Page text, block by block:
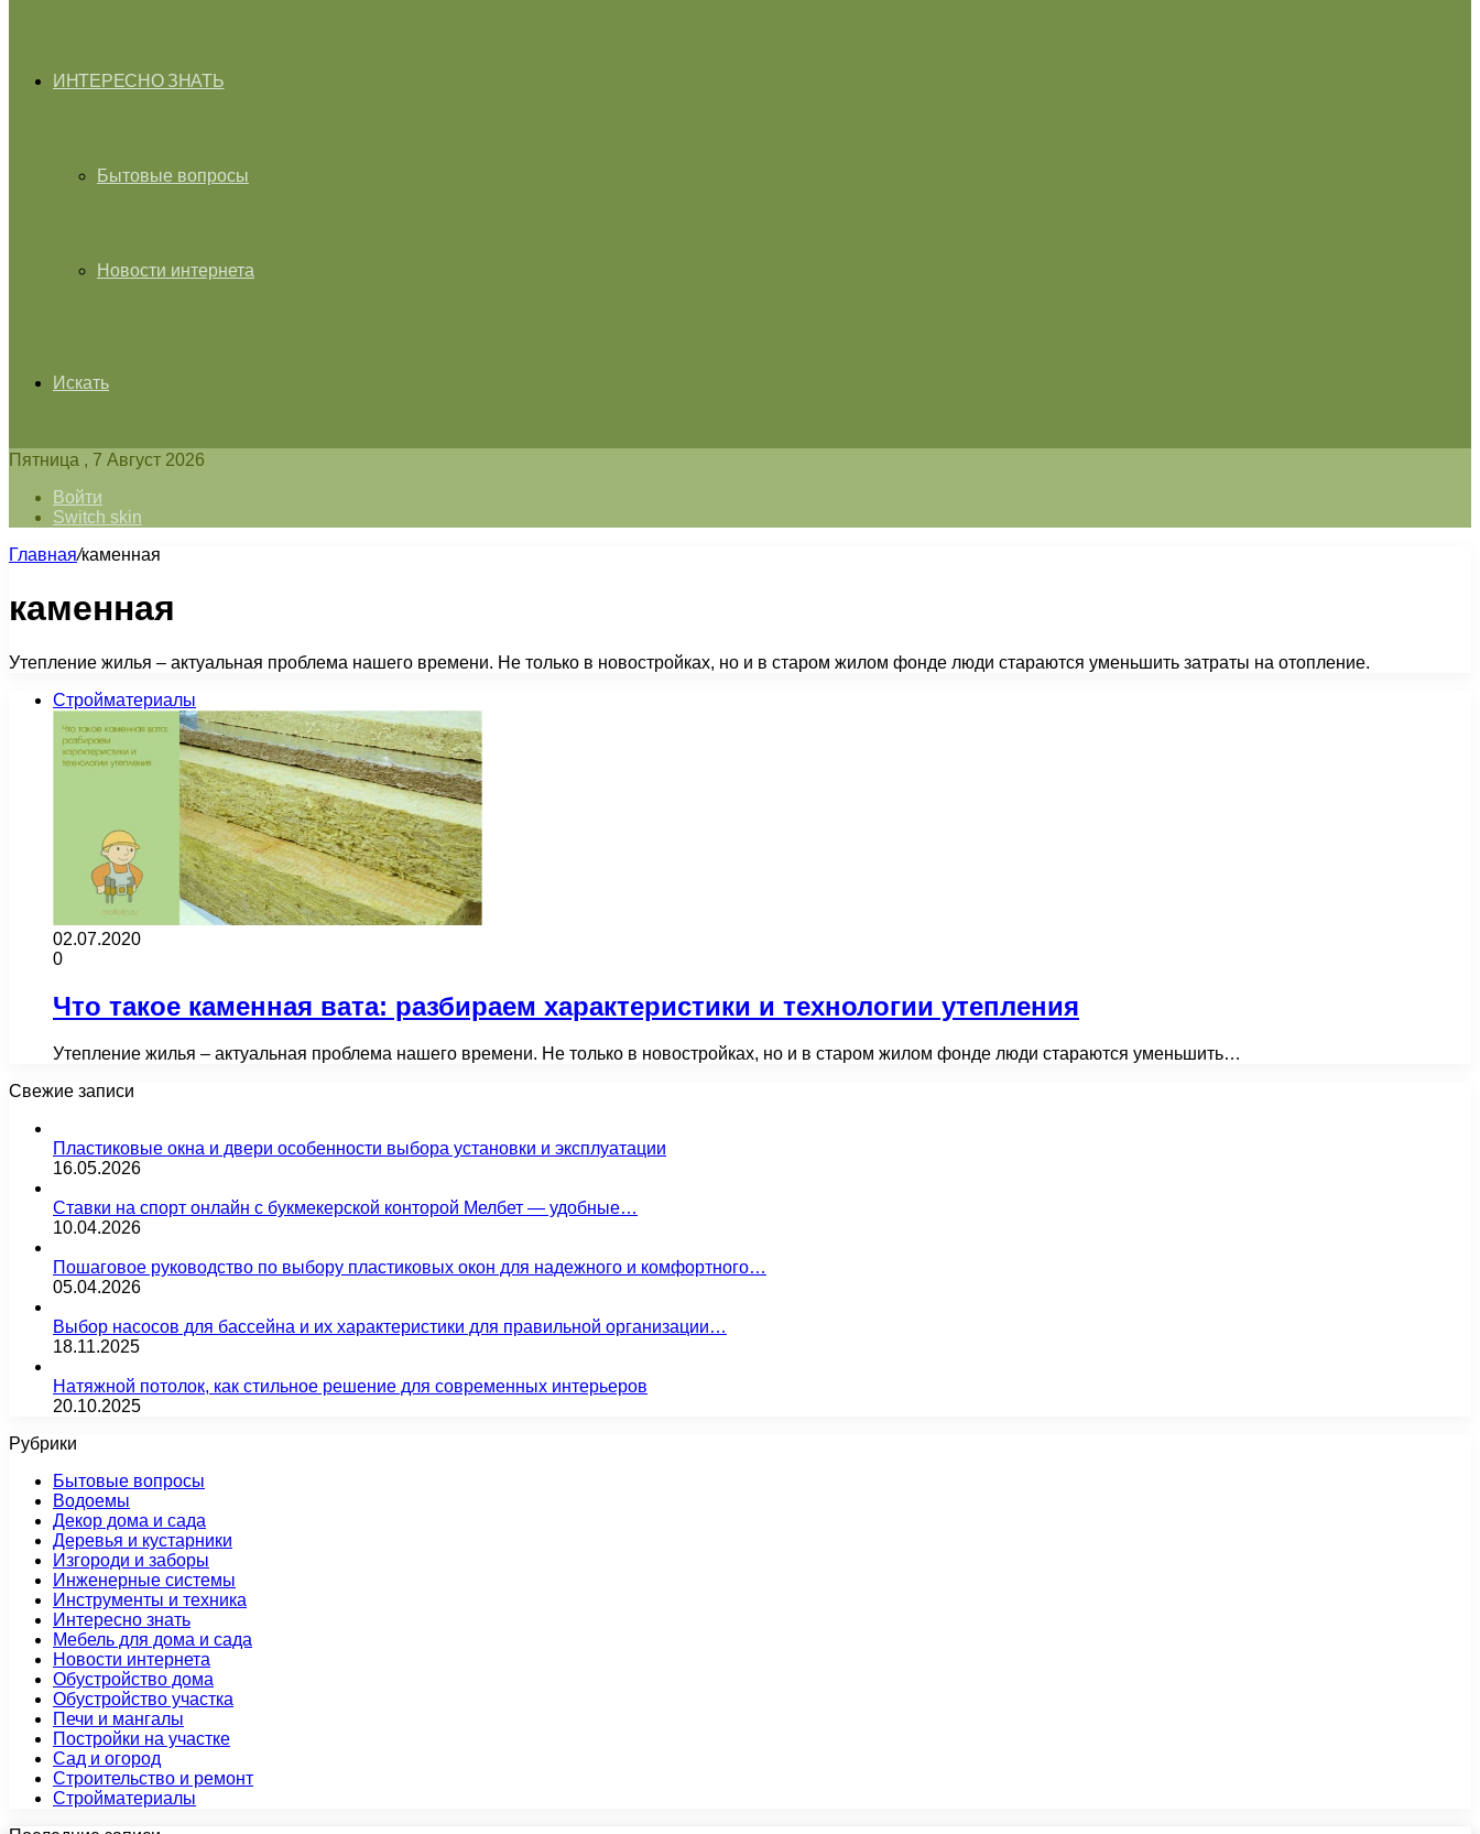
ИНТЕРЕСНО ЗНАТЬ
Бытовые вопросы
Новости интернета
Искать
Пятница , 7 Август 2026
Войти
Switch skin
Главная/каменная
каменная
Утепление жилья – актуальная проблема нашего времени. Не только в новостройках, но и в старом жилом фонде люди стараются уменьшить затраты на отопление.
Стройматериалы
02.07.2020
0
Что такое каменная вата: разбираем характеристики и технологии утепления
Утепление жилья – актуальная проблема нашего времени. Не только в новостройках, но и в старом жилом фонде люди стараются уменьшить…
Свежие записи
Пластиковые окна и двери особенности выбора установки и эксплуатации
16.05.2026
Ставки на спорт онлайн с букмекерской конторой Мелбет — удобные…
10.04.2026
Пошаговое руководство по выбору пластиковых окон для надежного и комфортного…
05.04.2026
Выбор насосов для бассейна и их характеристики для правильной организации…
18.11.2025
Натяжной потолок, как стильное решение для современных интерьеров
20.10.2025
Рубрики
Бытовые вопросы
Водоемы
Декор дома и сада
Деревья и кустарники
Изгороди и заборы
Инженерные системы
Инструменты и техника
Интересно знать
Мебель для дома и сада
Новости интернета
Обустройство дома
Обустройство участка
Печи и мангалы
Постройки на участке
Сад и огород
Строительство и ремонт
Стройматериалы